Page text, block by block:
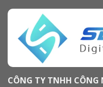
CÔNG TY TNHH CÔNG